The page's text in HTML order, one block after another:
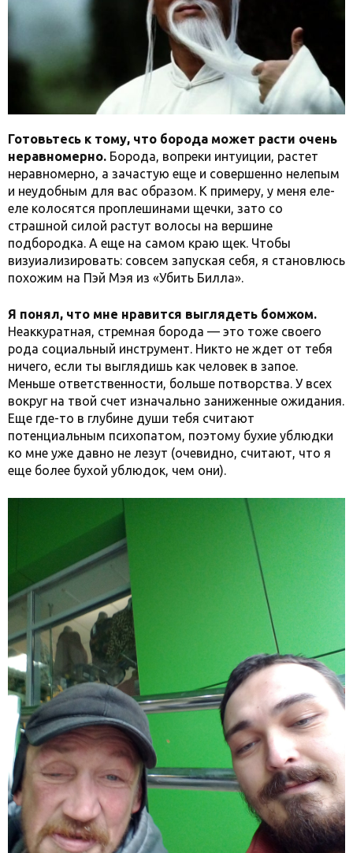
Готовьтесь к тому, что борода может расти очень
неравномерно. Борода, вопреки интуиции, растет
неравномерно, а зачастую еще и совершенно нелепым
и неудобным для вас образом. К примеру, у меня еле-
еле колосятся проплешинами щечки, зато со
страшной силой растут волосы на вершине
подбородка. А еще на самом краю щек. Чтобы
визуиализировать: совсем запуская себя, я становлюсь
похожим на Пэй Мэя из «Убить Билла».
Я понял, что мне нравится выглядеть бомжом.
Неаккуратная, стремная борода — это тоже своего
рода социальный инструмент. Никто не ждет от тебя
ничего, если ты выглядишь как человек в запое.
Меньше ответственности, больше потворства. У всех
вокруг на твой счет изначально заниженные ожидания.
Еще где-то в глубине души тебя считают
потенциальным психопатом, поэтому бухие ублюдки
ко мне уже давно не лезут (очевидно, считают, что я
еще более бухой ублюдок, чем они).